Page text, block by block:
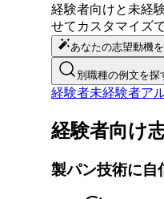
経験者向けと未経
せてカスタマイズ
あなたの志望動機
別職種の例文を探
経験者未経験者ア
経験者向け
製パン技術に自